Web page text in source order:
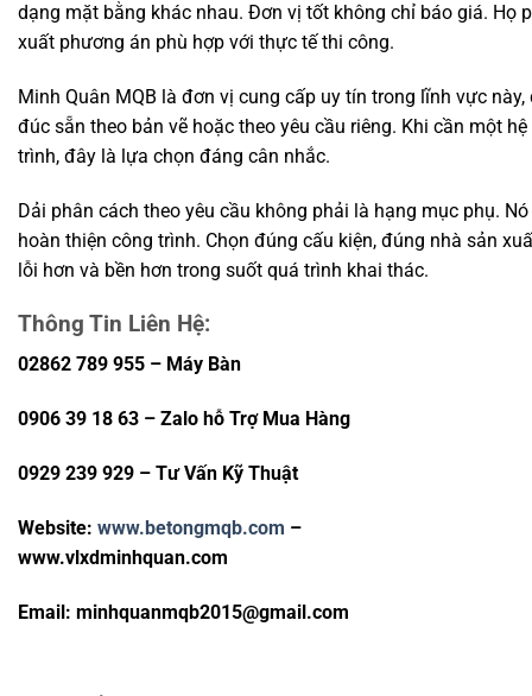
dạng mặt bằng khác nhau. Đơn vị tốt không chỉ báo giá. Họ
xuất phương án phù hợp với thực tế thi công.
Minh Quân MQB là đơn vị cung cấp uy tín trong lĩnh vực
đúc sẵn theo bản vẽ hoặc theo yêu cầu riêng. Khi cần một
trình, đây là lựa chọn đáng cân nhắc.
Dải phân cách theo yêu cầu không phải là hạng mục phụ.
hoàn thiện công trình. Chọn đúng cấu kiện, đúng nhà sản
lỗi hơn và bền hơn trong suốt quá trình khai thác.
Thông Tin Liên Hệ:
02862 789 955 – Máy Bàn
0906 39 18 63 – Zalo hỗ Trợ Mua Hàng
0929 239 929 – Tư Vấn Kỹ Thuật
Website: www.betongmqb.com –
www.vlxdminhquan.com
Email: minhquanmqb2015@gmail.com